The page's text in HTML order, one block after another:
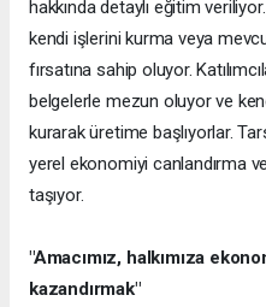
hakkında detaylı eğitim
kendi işlerini kurma veya
fırsatına sahip oluyor.
belgelerle mezun oluyor ve
kurarak üretime başlıyorlar.
yerel ekonomiyi canlandırma
taşıyor.
"Amacımız, halkımıza
kazandırmak"